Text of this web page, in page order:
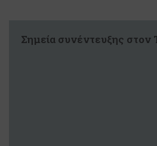
Σημεία συνέντευξης